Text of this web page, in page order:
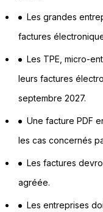
Les grandes
factures
Les TPE, micro-
leurs factures
septembre 2027.
Une facture PDF
les cas concernés
Les factures
agréée.
Les entreprises